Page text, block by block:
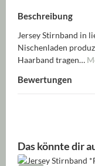
Beschreibung
Jersey Stirnband in
Nischenladen
Haarband tragen…
Bewertungen
Produktgalerie
Das könnte dir